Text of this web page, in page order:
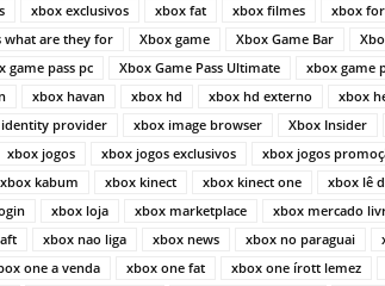
xbox exclusivos xbox fat xbox filmes xbox
what are they for Xbox game Xbox Game Bar
game pass pc Xbox Game Pass Ultimate xbox game
xbox havan xbox hd xbox hd externo xbox
provider xbox image browser Xbox Insider
xbox jogos xbox jogos exclusivos xbox jogos
xbox kabum xbox kinect xbox kinect one xbox lê
xbox loja xbox marketplace xbox mercado
xbox nao liga xbox news xbox no paraguai
one a venda xbox one fat xbox one írott lemez